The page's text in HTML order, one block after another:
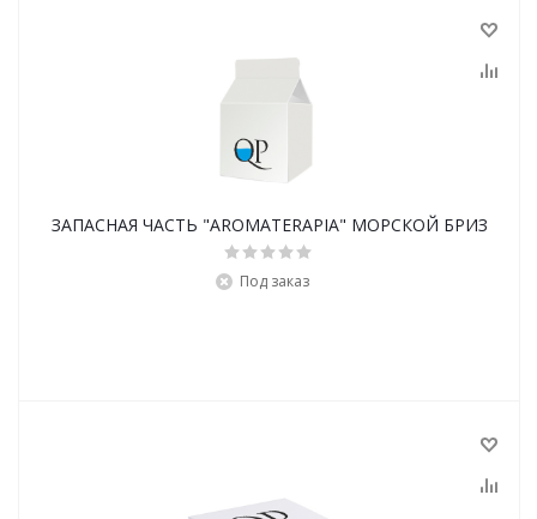
ЗАПАСНАЯ ЧАСТЬ "AROMATERAPIA" МОРСКОЙ БРИЗ
Под заказ